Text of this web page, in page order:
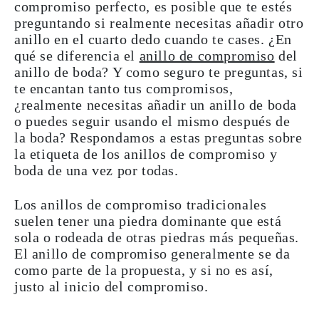
compromiso perfecto, es posible que te estés
preguntando si realmente necesitas añadir otro
anillo en el cuarto dedo cuando te cases. ¿En
qué se diferencia el anillo de compromiso del
anillo de boda? Y como seguro te preguntas, si
te encantan tanto tus compromisos,
¿realmente necesitas añadir un anillo de boda
o puedes seguir usando el mismo después de
la boda? Respondamos a estas preguntas sobre
la etiqueta de los anillos de compromiso y
boda de una vez por todas.
Los anillos de compromiso tradicionales
suelen tener una piedra dominante que está
sola o rodeada de otras piedras más pequeñas.
El anillo de compromiso generalmente se da
como parte de la propuesta, y si no es así,
justo al inicio del compromiso.